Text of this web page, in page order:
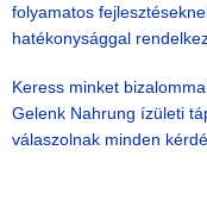
folyamatos
hatékonysággal
Keress minket
Gelenk Nahrung ízületi
válaszolnak minden